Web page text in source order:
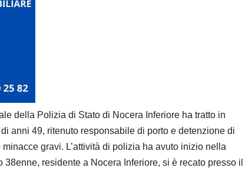
della Polizia di Stato di Nocera Inferiore ha tratto in
anni 49, ritenuto responsabile di porto e detenzione di
gravi. L’attività di polizia ha avuto inizio nella
residente a Nocera Inferiore, si è recato presso il